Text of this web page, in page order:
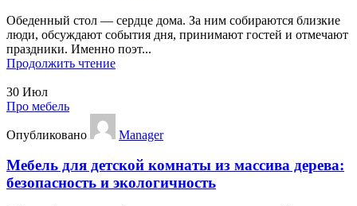
Обеденный стол — сердце дома. За ним собираются близкие
люди, обсуждают события дня, принимают гостей и отмечают
праздники. Именно поэт...
Продолжить чтение
30 Июл
Про мебель
Опубликовано Manager
Мебель для детской комнаты из массива дерева:
безопасность и экологичность